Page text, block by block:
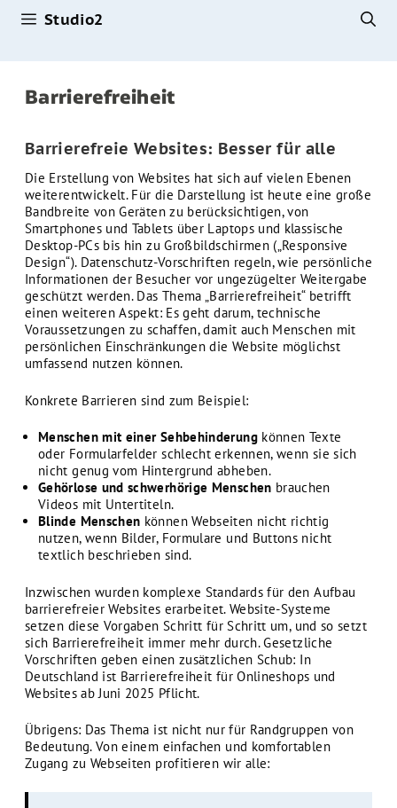
Studio2
Barrierefreiheit
Barrierefreie Websites: Besser für alle
Die Erstellung von Websites hat sich auf vielen Ebenen
weiterentwickelt. Für die Darstellung ist heute eine große
Bandbreite von Geräten zu berücksichtigen, von
Smartphones und Tablets über Laptops und klassische
Desktop-PCs bis hin zu Großbildschirmen („Responsive
Design“). Datenschutz-Vorschriften regeln, wie persönliche
Informationen der Besucher vor ungezügelter Weitergabe
geschützt werden. Das Thema „Barrierefreiheit“ betrifft
einen weiteren Aspekt: Es geht darum, technische
Voraussetzungen zu schaffen, damit auch Menschen mit
persönlichen Einschränkungen die Website möglichst
umfassend nutzen können.
Konkrete Barrieren sind zum Beispiel:
Menschen mit einer Sehbehinderung können Texte
oder Formularfelder schlecht erkennen, wenn sie sich
nicht genug vom Hintergrund abheben.
Gehörlose und schwerhörige Menschen brauchen
Videos mit Untertiteln.
Blinde Menschen können Webseiten nicht richtig
nutzen, wenn Bilder, Formulare und Buttons nicht
textlich beschrieben sind.
Inzwischen wurden komplexe Standards für den Aufbau
barrierefreier Websites erarbeitet. Website-Systeme
setzen diese Vorgaben Schritt für Schritt um, und so setzt
sich Barrierefreiheit immer mehr durch. Gesetzliche
Vorschriften geben einen zusätzlichen Schub: In
Deutschland ist Barrierefreiheit für Onlineshops und
Websites ab Juni 2025 Pflicht.
Übrigens: Das Thema ist nicht nur für Randgruppen von
Bedeutung. Von einem einfachen und komfortablen
Zugang zu Webseiten profitieren wir alle: